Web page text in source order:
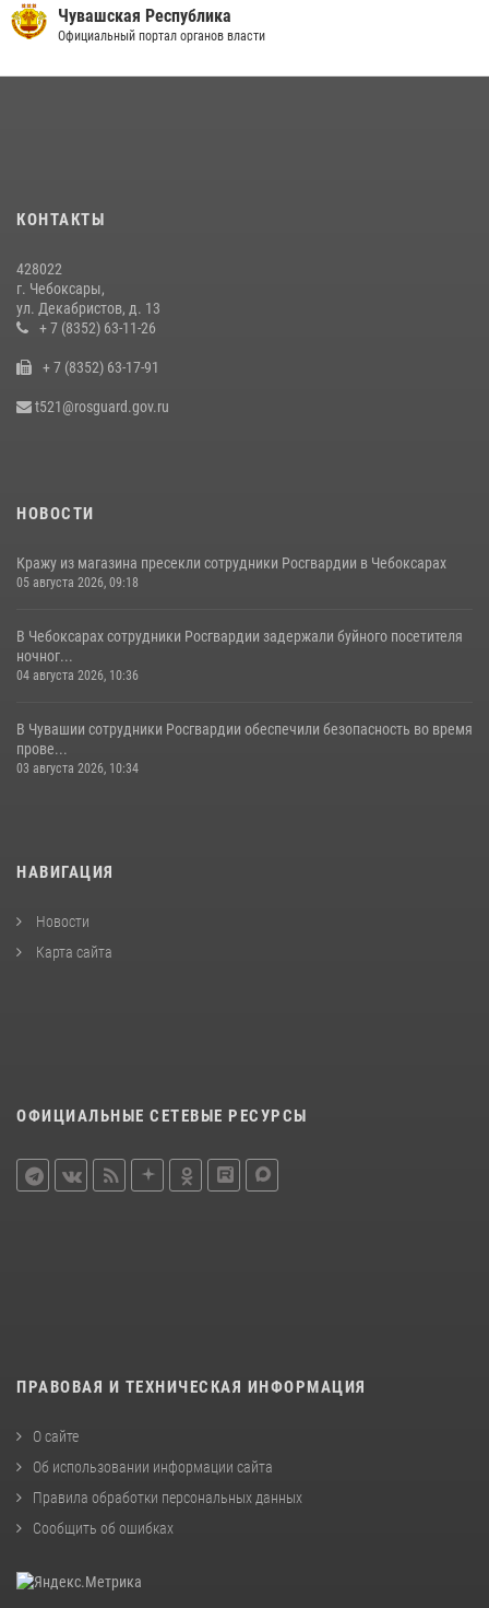
07 июля 2026, 11:01 5
В Чувашии подвели итоги служебной деятельности подразделений
21 июля 2026, 09:15
В преддверии Дня святого князя Владимира в Управлении
Росгвардии по Чувашской Республике – Чувашии состоялась
встреча с священнослужителем
Республике напоминает о правилах обращения с оружием
Чувашская Республика
Официальный портал органов власти
КОНТАКТЫ
428022
г. Чебоксары,
ул. Декабристов, д. 13
+ 7 (8352) 63-11-26
+ 7 (8352) 63-17-91
t521@rosguard.gov.ru
НОВОСТИ
Кражу из магазина пресекли сотрудники Росгвардии в Чебоксарах
05 августа 2026, 09:18
В Чебоксарах сотрудники Росгвардии задержали буйного посетителя
ночног...
04 августа 2026, 10:36
В Чувашии сотрудники Росгвардии обеспечили безопасность во время
прове...
03 августа 2026, 10:34
НАВИГАЦИЯ
Новости
Карта сайта
ОФИЦИАЛЬНЫЕ СЕТЕВЫЕ РЕСУРСЫ
ПРАВОВАЯ И ТЕХНИЧЕСКАЯ ИНФОРМАЦИЯ
О сайте
Об использовании информации сайта
Правила обработки персональных данных
Сообщить об ошибках